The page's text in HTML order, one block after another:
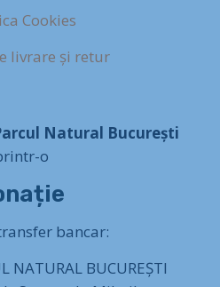
Cookies
livrare și retur
Natural București
o
bancar:
NATURAL BUCUREȘTI